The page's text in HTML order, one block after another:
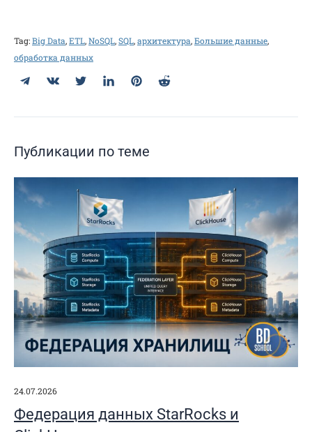
Tag:Big Data,ETL,NoSQL,SQL,архитектура,Большие данные,
обработка данных
ВКонтакте
Twitter LinkedInPinterest
Публикации по теме
24.07.2026
Федерация данных StarRocks и